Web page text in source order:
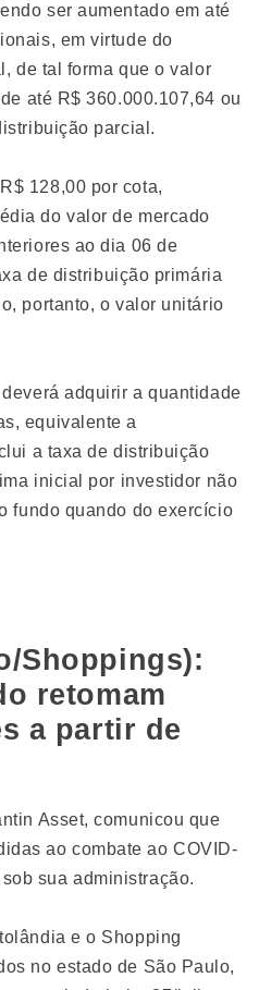
ser aumentado em até
em virtude do
de tal forma que o valor
até R$ 360.000.107,64 ou
parcial.
128,00 por cota,
do valor de mercado
ao dia 06 de
de distribuição primária
portanto, o valor unitário
adquirir a quantidade
equivalente a
a taxa de distribuição
inicial por investidor não
fundo quando do exercício
Shoppings):
retomam
a partir de
Asset, comunicou que
ao combate ao COVID-
sua administração.
e o Shopping
no estado de São Paulo,